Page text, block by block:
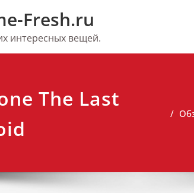
Fresh.ru
интересных вещей.
The Last